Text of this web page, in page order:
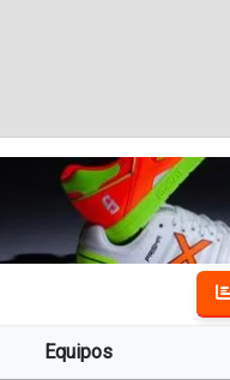
Equipos